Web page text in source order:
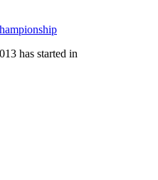
has started in